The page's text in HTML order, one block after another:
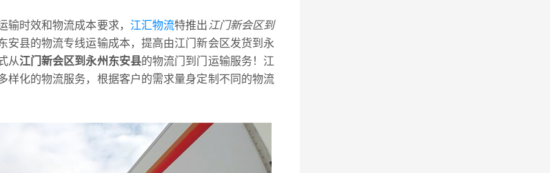
时效和物流成本要求， 江汇物流特推出 江门新会区到
县的物流专线运输成本，提高由江门新会区发货到永
从江门新会区到永州东安县的物流门到门运输服务！江
化的物流服务，根据客户的需求量身定制不同的物流